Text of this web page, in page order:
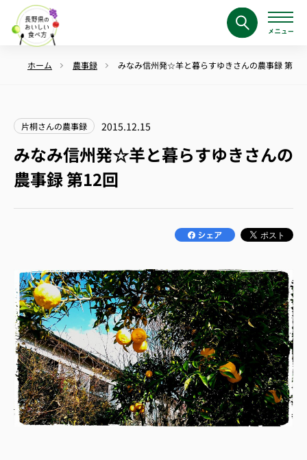
ホーム 農事録 みなみ信州発☆羊と暮らすゆきさんの農事録 第12
片桐さんの農事録 2015.12.15
みなみ信州発☆羊と暮らすゆきさんの
農事録 第12回